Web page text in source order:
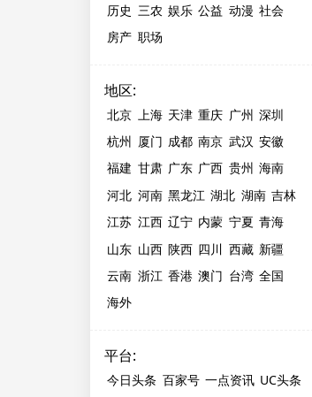
历史 三农 娱乐 公益 动漫 社会
房产 职场
地区:
北京 上海 天津 重庆 广州 深圳
杭州 厦门 成都 南京 武汉 安徽
福建 甘肃 广东 广西 贵州 海南
河北 河南 黑龙江 湖北 湖南 吉林
江苏 江西 辽宁 内蒙 宁夏 青海
山东 山西 陕西 四川 西藏 新疆
云南 浙江 香港 澳门 台湾 全国
海外
平台:
今日头条 百家号 一点资讯 UC头条